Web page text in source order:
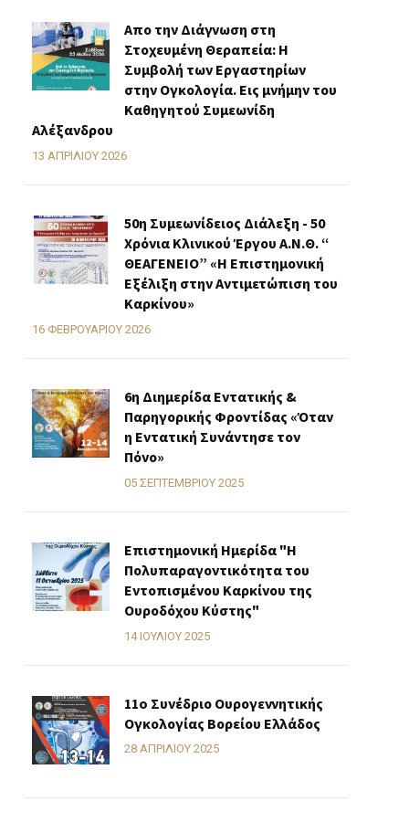
Απο την Διάγνωση στη
Στοχευμένη Θεραπεία: Η
Συμβολή των Εργαστηρίων
στην Ογκολογία. Εις μνήμην του
Καθηγητού Συμεωνίδη
Αλέξανδρου
13 ΑΠΡΙΛΊΟΥ 2026
50η Συμεωνίδειος Διάλεξη - 50
Χρόνια Κλινικού Έργου Α.Ν.Θ. “
ΘΕΑΓΕΝΕΙΟ” «H Επιστημονική
Εξέλιξη στην Αντιμετώπιση του
Καρκίνου»
16 ΦΕΒΡΟΥΑΡΊΟΥ 2026
6η Διημερίδα Εντατικής &
Παρηγορικής Φροντίδας «Όταν
η Εντατική Συνάντησε τον
Πόνο»
05 ΣΕΠΤΕΜΒΡΊΟΥ 2025
Επιστημονική Ημερίδα "Η
Πολυπαραγοντικότητα του
Εντοπισμένου Καρκίνου της
Ουροδόχου Κύστης"
14 ΙΟΥΛΊΟΥ 2025
11o Συνέδριο Ουρογεννητικής
Ογκολογίας Βορείου Ελλάδος
28 ΑΠΡΙΛΊΟΥ 2025